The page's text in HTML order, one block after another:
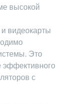
высокой
видеокарты
Это
эффективного
с